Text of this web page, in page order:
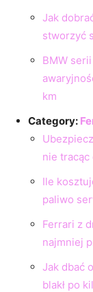
Jak
stworzyć
BMW
km
Category:
nie
Ile
paliwo
Ferrari z
najmniej
Jak dbać
blakł po